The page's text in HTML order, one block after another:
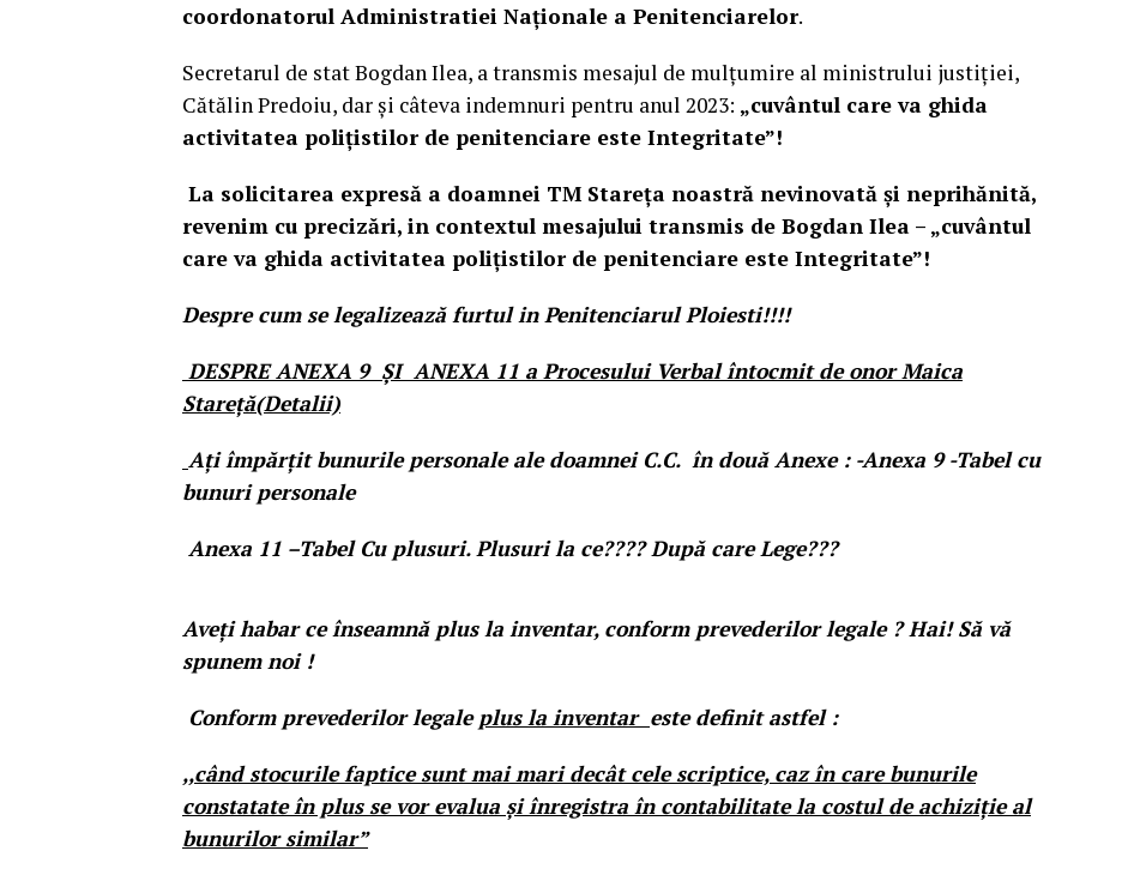
coordonatorul Administratiei Naționale a Penitenciarelor.
Secretarul de stat Bogdan Ilea, a transmis mesajul de mulțumire al ministrului justiției,
Cătălin Predoiu, dar și câteva indemnuri pentru anul 2023: „cuvântul care va ghida
activitatea polițistilor de penitenciare este Integritate”!
La solicitarea expresă a doamnei TM Stareța noastră nevinovată și neprihănită,
revenim cu precizări, in contextul mesajului transmis de Bogdan Ilea – „cuvântul
care va ghida activitatea polițistilor de penitenciare este Integritate”!
Despre cum se legalizează furtul in Penitenciarul Ploiesti!!!!
DESPRE ANEXA 9 ȘI ANEXA 11 a Procesului Verbal întocmit de onor Maica
Stareță(Detalii)
Ați împărțit bunurile personale ale doamnei C.C. în două Anexe : -Anexa 9 -Tabel cu
bunuri personale
Anexa 11 –Tabel Cu plusuri. Plusuri la ce???? După care Lege???
Aveți habar ce înseamnă plus la inventar, conform prevederilor legale ? Hai! Să vă
spunem noi !
Conform prevederilor legaleplus la inventar este definit astfel :
,,când stocurile faptice sunt mai mari decât cele scriptice, caz în care bunurile
constatate în plus se vor evalua și înregistra în contabilitate la costul de achiziție al
bunurilor similar”